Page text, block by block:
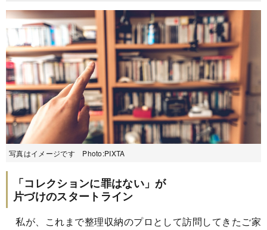
写真はイメージです Photo:PIXTA
「コレクションに罪はない」が
片づけのスタートライン
私が、これまで整理収納のプロとして訪問してきたご家